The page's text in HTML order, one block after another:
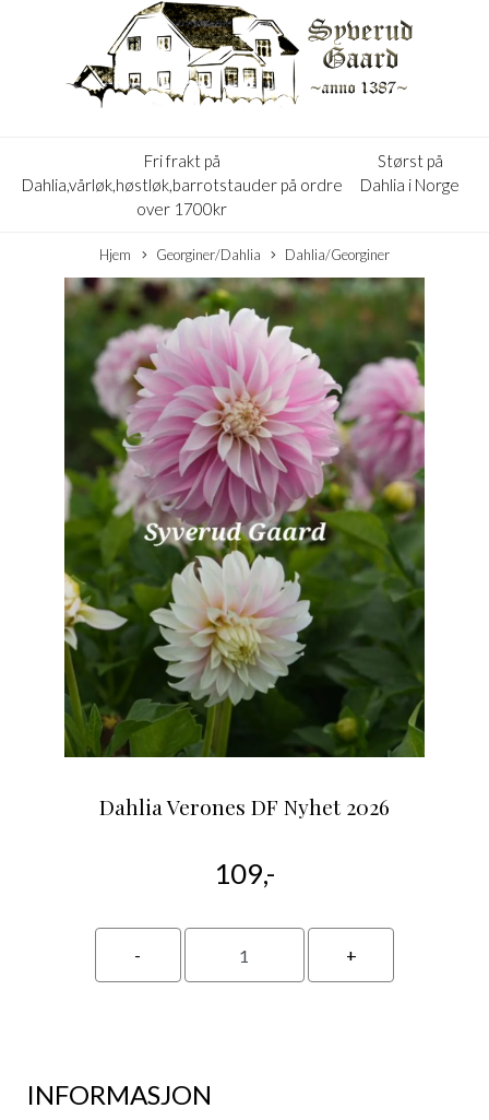
Fri frakt på
Dahlia,vårløk,høstløk,barrotstauder på ordre
over 1700kr
Størst på
Dahlia i Norge
Hjem Georginer/Dahlia Dahlia/Georginer
Dahlia Verones DF Nyhet 2026
109,-
INFORMASJON